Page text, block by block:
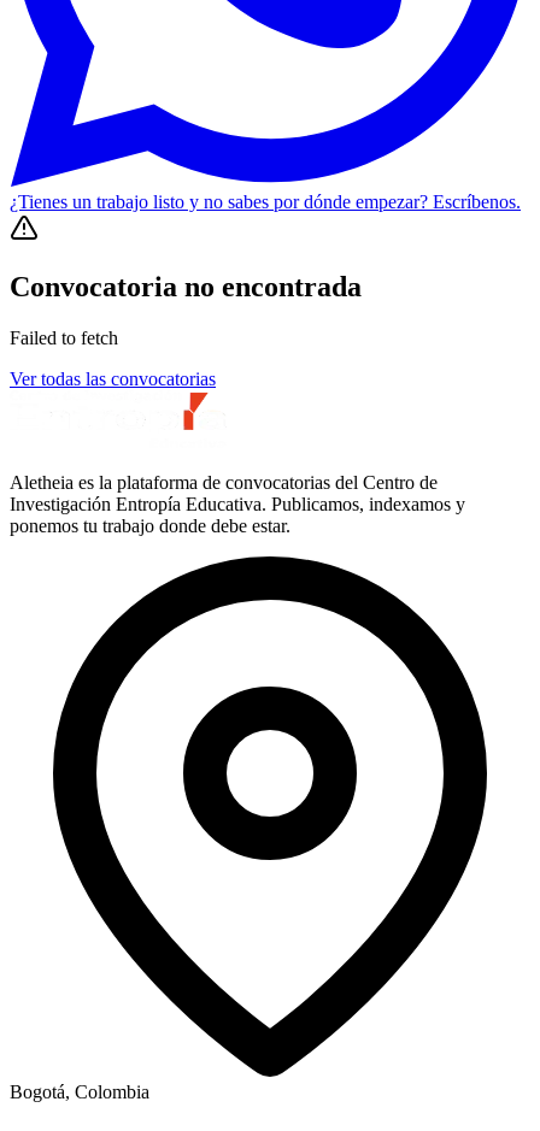
¿Tienes un trabajo listo y no sabes por dónde empezar? Escríbenos.
Convocatoria no encontrada
Failed to fetch
Ver todas las convocatorias
Aletheia es la plataforma de convocatorias del Centro de
Investigación Entropía Educativa. Publicamos, indexamos y
ponemos tu trabajo donde debe estar.
Bogotá, Colombia